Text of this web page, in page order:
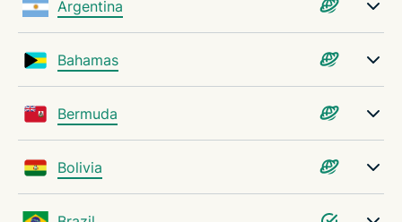
Avantages de l’utilisation de différents
emplacements VPN
Outils pour vous aider à choisir le meilleur serveur
Résolution des problèmes de serveur VPN
Argentina
Bahamas
Bermuda
Bolivia